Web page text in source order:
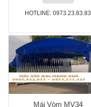
HOTLINE: 0973.23.83.83
Mái Vòm MV34